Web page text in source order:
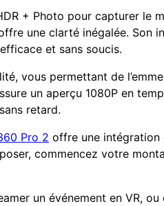
+ Photo pour capturer le
une clarté inégalée. Son
et sans soucis.
vous permettant de
un aperçu 1080P en
retard.
Pro 2 offre une intégration
commencez votre
un événement en VR, ou